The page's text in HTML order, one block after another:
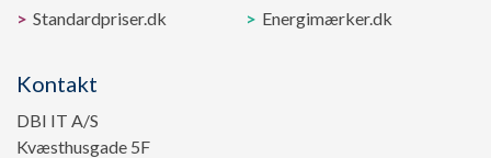
Standardpriser.dk
Energimærker.dk
Kontakt
DBI IT A/S
Kvæsthusgade 5F